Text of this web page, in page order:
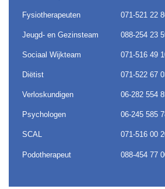
Fysiotherapeuten 071-521 22
Jeugd- en Gezinsteam 088-254 23
Sociaal Wijkteam 071-516 49
Diëtist 071-522 67
Verloskundigen 06-282 554
Psychologen 06-245 585
SCAL 071-516 00
Podotherapeut 088-454 77